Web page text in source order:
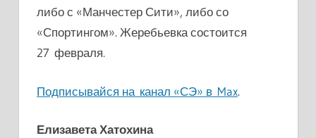
либо с «Манчестер Сити», либо со
«Спортингом». Жеребьевка состоится
27 февраля.
Подписывайся на канал «СЭ» в Max.
Елизавета Хатохина